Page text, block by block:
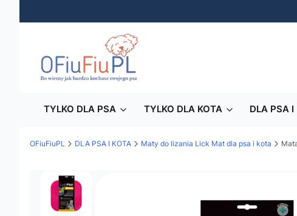
TYLKO DLA PSA TYLKO DLA KOTA DLA PSA I
OFiuFiuPL DLA PSA I KOTA Maty do lizania Lick Mat dla psa i kota